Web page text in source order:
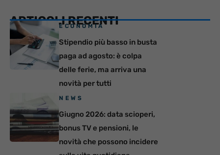
ARTICOLI RECENTI
ECONOMIA
Stipendio più basso in busta
paga ad agosto: è colpa
delle ferie, ma arriva una
novità per tutti
NEWS
Giugno 2026: data scioperi,
bonus TV e pensioni, le
novità che possono incidere